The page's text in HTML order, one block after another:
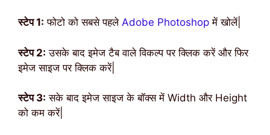
स्टेप 1: फोटो को सबसे पहले Adobe Photoshop में खोलें|
स्टेप 2: उसके बाद इमेज टैब वाले विकल्प पर क्लिक करें और फिर
इमेज साइज पर क्लिक करें|
स्टेप 3: सके बाद इमेज साइज के बॉक्स में Width और Height
को कम करें|